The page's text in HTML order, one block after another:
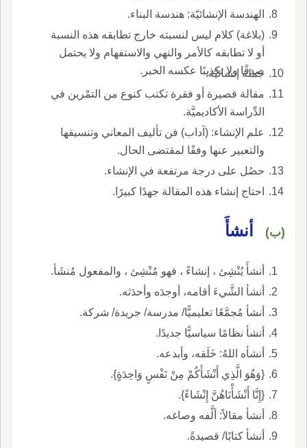
الهندسة الإنشائيّة: هندسة البناء.
(بلاغة) كلام ليس لنسبته خارج تطابقه هذه النسبة
أو لا تطابقه كالأمر والنهي والاستفهام ولا يحتمل
صدقًا ولا تكذيبًا عكسه الخبر.
جملة إنشائيّة.
مقالة قصيرة أو فقرة تكتب كنوع من التمْرين في
الدِّراسة الأكاديميَّة.
علم الإنشاء: (آداب) فن تأليف المعاني وتنسيقها
والتعبير عنها وفقًا لمقتضى الحال.
حصُل على درجة مرتفعة في الإنشاء.
احتاج إنشاء هذه المقالة جهدًا كبيرًا.
(ب) أنشأَ
أنشأَ يُنْشِئ ، إنشاءً ، فهو مُنْشِئ ، والمفعول مُنشَأ.
أنشأ الشَّيءَ أقامه، أوجدَه وأحدَثه.
أنشأ مُجمَّعًا تعليميًّا/ مدرسة/ جريدة/ شركة.
أنشأ نظامًا سياسيًّا جديدًا.
أنشأه اللهُ: خَلَقه، وأبدعه.
{وَهُوَ الَّذِي أَنْشَأَكُمْ مِنْ نَفْسٍ وَاحِدَةٍ}.
{إِنَّا أَنْشَأْنَاهُنَّ إِنْشَاءً}.
أنشأ مقالاً: ألَّفه وصاغه.
أنشأ كتابًا/ قصيدةً.